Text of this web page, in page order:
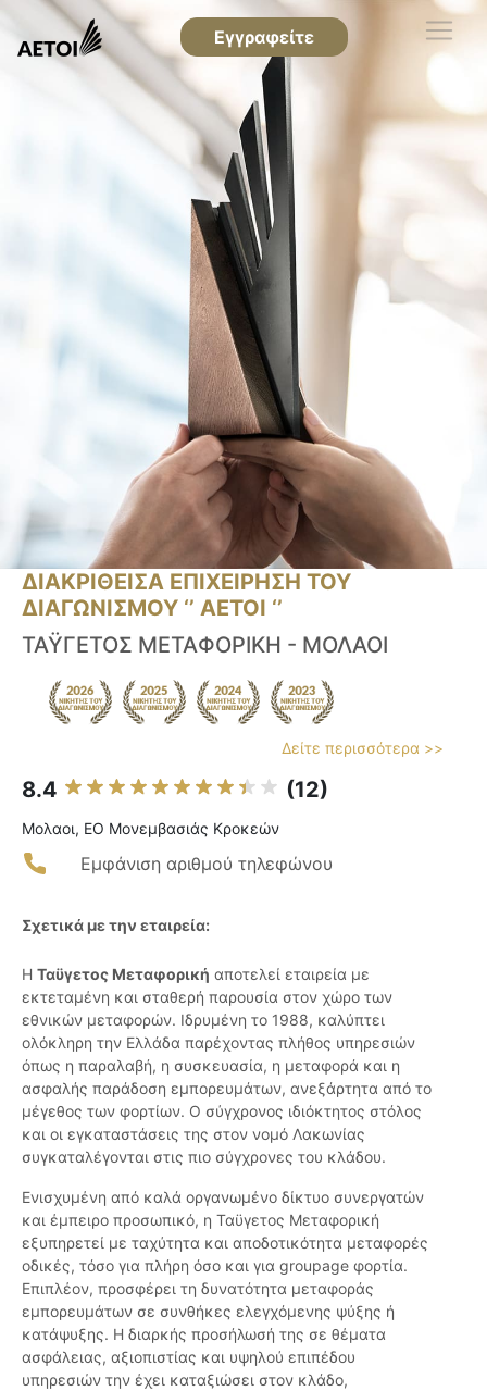
Εγγραφείτε
ΔΙΑΚΡΙΘΕΙΣΑ ΕΠΙΧΕΙΡΗΣΗ ΤΟΥ
ΔΙΑΓΩΝΙΣΜΟΥ ‘’ ΑΕΤΟΙ ‘’
ΤΑΫΓΕΤΟΣ ΜΕΤΑΦΟΡΙΚΗ - ΜΟΛΑΟΙ
Δείτε περισσότερα >>
8.4 (12)
Μολαοι, ΕΟ Μονεμβασιάς Κροκεών
Εμφάνιση αριθμού τηλεφώνου
Σχετικά με την εταιρεία:
Η Ταϋγετος Μεταφορική αποτελεί εταιρεία με
εκτεταμένη και σταθερή παρουσία στον χώρο των
εθνικών μεταφορών. Ιδρυμένη το 1988, καλύπτει
ολόκληρη την Ελλάδα παρέχοντας πλήθος υπηρεσιών
όπως η παραλαβή, η συσκευασία, η μεταφορά και η
ασφαλής παράδοση εμπορευμάτων, ανεξάρτητα από το
μέγεθος των φορτίων. Ο σύγχρονος ιδιόκτητος στόλος
και οι εγκαταστάσεις της στον νομό Λακωνίας
συγκαταλέγονται στις πιο σύγχρονες του κλάδου.
Ενισχυμένη από καλά οργανωμένο δίκτυο συνεργατών
και έμπειρο προσωπικό, η Ταϋγετος Μεταφορική
εξυπηρετεί με ταχύτητα και αποδοτικότητα μεταφορές
οδικές, τόσο για πλήρη όσο και για groupage φορτία.
Επιπλέον, προσφέρει τη δυνατότητα μεταφοράς
εμπορευμάτων σε συνθήκες ελεγχόμενης ψύξης ή
κατάψυξης. Η διαρκής προσήλωσή της σε θέματα
ασφάλειας, αξιοπιστίας και υψηλού επιπέδου
υπηρεσιών την έχει καταξιώσει στον κλάδο,